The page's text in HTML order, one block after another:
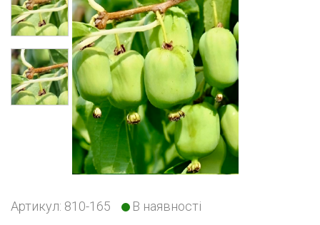
Артикул: 810-165 В наявності